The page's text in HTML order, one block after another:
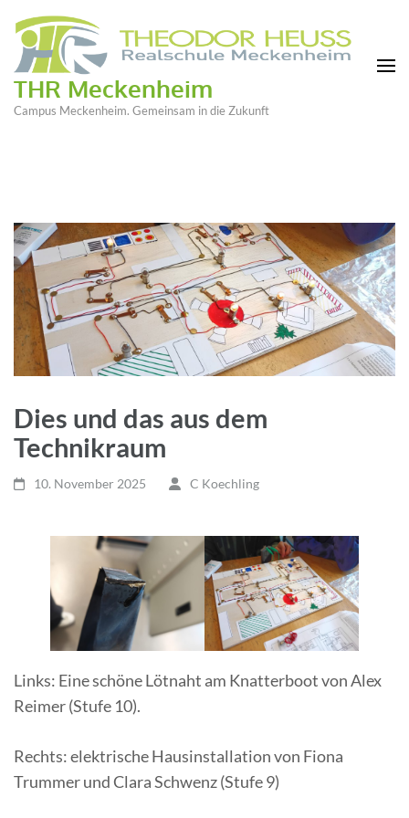
THR Meckenheim
Campus Meckenheim. Gemeinsam in die Zukunft
Dies und das aus dem
Technikraum
10. November 2025 C Koechling
Links: Eine schöne Lötnaht am Knatterboot von Alex
Reimer (Stufe 10).
Rechts: elektrische Hausinstallation von Fiona
Trummer und Clara Schwenz (Stufe 9)